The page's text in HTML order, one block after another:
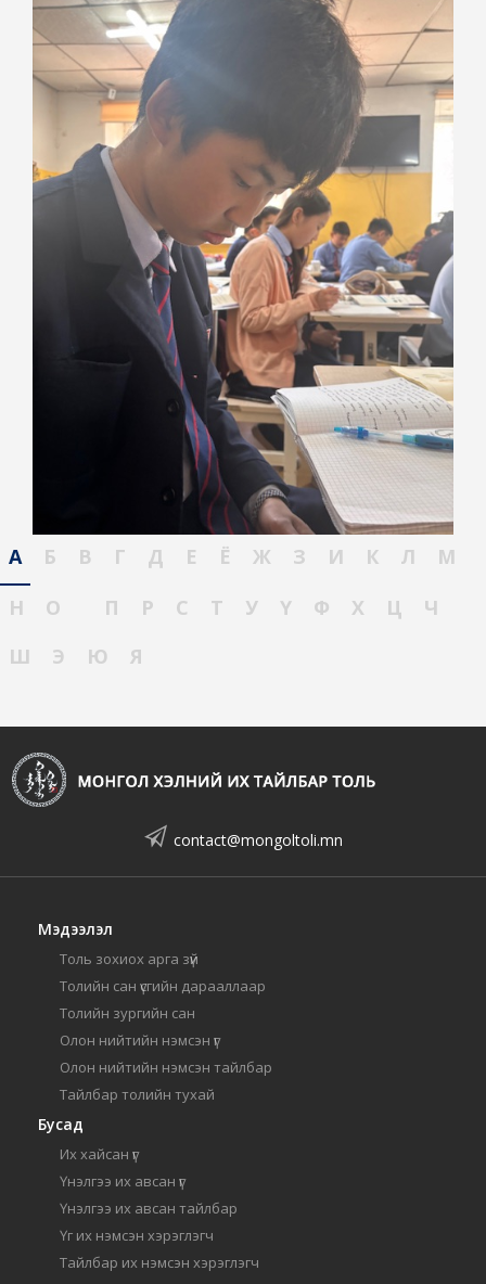
А Б В Г Д Е Ё Ж З И К Л
М
Н
О П Р С Т У Ү Ф Х Ц
Ч
Ш
Э Ю Я
contact@mongoltoli.mn
Мэдээлэл
Толь зохиох арга зүй
Толийн сан үсгийн дарааллаар
Толийн зургийн сан
Олон нийтийн нэмсэн үг
Олон нийтийн нэмсэн тайлбар
Тайлбар толийн тухай
Бусад
Их хайсан үг
Үнэлгээ их авсан үг
Үнэлгээ их авсан тайлбар
Үг их нэмсэн хэрэглэгч
Тайлбар их нэмсэн хэрэглэгч